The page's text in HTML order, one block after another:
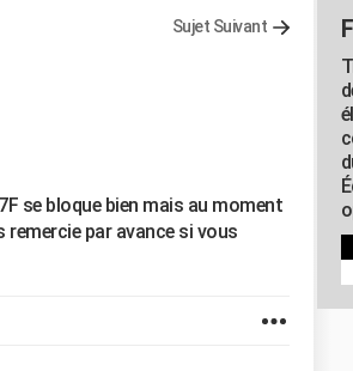
Sujet Suivant
se bloque bien mais au moment
remercie par avance si vous